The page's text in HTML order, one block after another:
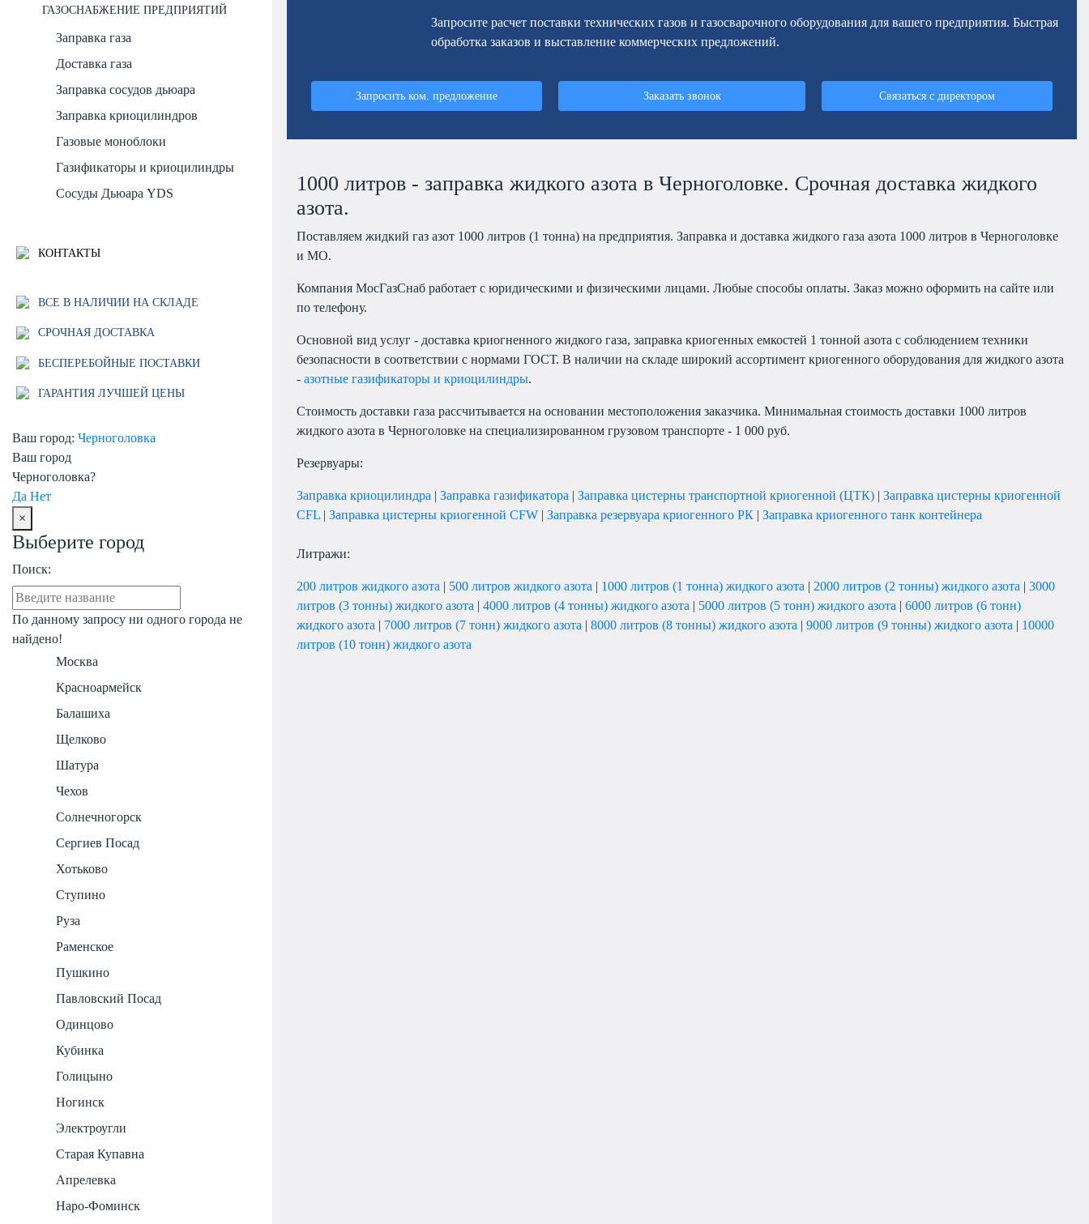
ГАЗОСНАБЖЕНИЕ ПРЕДПРИЯТИЙ
Заправка газа
Доставка газа
Заправка сосудов дьюара
Заправка криоцилиндров
Газовые моноблоки
Газификаторы и криоцилиндры
Сосуды Дьюара YDS
КОНТАКТЫ
ВСЕ В НАЛИЧИИ НА СКЛАДЕ
СРОЧНАЯ ДОСТАВКА
БЕСПЕРЕБОЙНЫЕ ПОСТАВКИ
ГАРАНТИЯ ЛУЧШЕЙ ЦЕНЫ
Ваш город: Черноголовка
Ваш город
Черноголовка?
Да Нет
×
Выберите город
Поиск:
По данному запросу ни одного города не
найдено!
Москва
Красноармейск
Балашиха
Щелково
Шатура
Чехов
Солнечногорск
Сергиев Посад
Хотьково
Ступино
Руза
Раменское
Пушкино
Павловский Посад
Одинцово
Кубинка
Голицыно
Ногинск
Электроугли
Старая Купавна
Апрелевка
Наро-Фоминск
Запросите расчет поставки технических газов и газосварочного оборудования для вашего предприятия. Быстрая
обработка заказов и выставление коммерческих предложений.
Запросить ком. предложение Заказать звонок Связаться с директором
1000 литров - заправка жидкого азота в Черноголовке. Срочная доставка жидкого
азота.
Поставляем жидкий газ азот 1000 литров (1 тонна) на предприятия. Заправка и доставка жидкого газа азота 1000 литров в Черноголовке
и МО.
Компания МосГазСнаб работает с юридическими и физическими лицами. Любые способы оплаты. Заказ можно оформить на сайте или
по телефону.
Основной вид услуг - доставка криогненного жидкого газа, заправка криогенных емкостей 1 тонной азота с соблюдением техники
безопасности в соответствии с нормами ГОСТ. В наличии на складе широкий ассортимент криогенного оборудования для жидкого азота
- азотные газификаторы и криоцилиндры.
Стоимость доставки газа рассчитывается на основании местоположения заказчика. Минимальная стоимость доставки 1000 литров
жидкого азота в Черноголовке на специализированном грузовом транспорте - 1 000 руб.
Резервуары:
Заправка криоцилиндра | Заправка газификатора | Заправка цистерны транспортной криогенной (ЦТК) | Заправка цистерны криогенной
CFL | Заправка цистерны криогенной CFW | Заправка резервуара криогенного РК | Заправка криогенного танк контейнера
Литражи:
200 литров жидкого азота | 500 литров жидкого азота | 1000 литров (1 тонна) жидкого азота | 2000 литров (2 тонны) жидкого азота | 3000
литров (3 тонны) жидкого азота | 4000 литров (4 тонны) жидкого азота | 5000 литров (5 тонн) жидкого азота | 6000 литров (6 тонн)
жидкого азота | 7000 литров (7 тонн) жидкого азота | 8000 литров (8 тонны) жидкого азота | 9000 литров (9 тонны) жидкого азота | 10000
литров (10 тонн) жидкого азота